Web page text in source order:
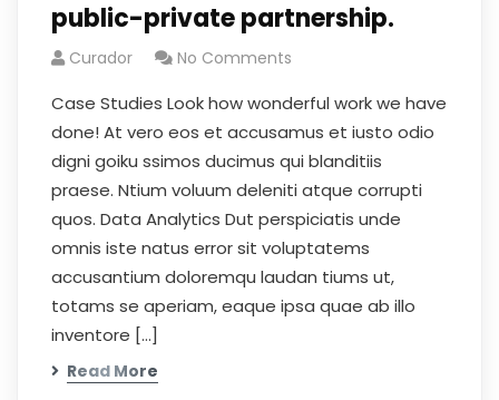
public-private partnership.
Curador No Comments
Case Studies Look how wonderful work we have
done! At vero eos et accusamus et iusto odio
digni goiku ssimos ducimus qui blanditiis
praese. Ntium voluum deleniti atque corrupti
quos. Data Analytics Dut perspiciatis unde
omnis iste natus error sit voluptatems
accusantium doloremqu laudan tiums ut,
totams se aperiam, eaque ipsa quae ab illo
inventore […]
Read More